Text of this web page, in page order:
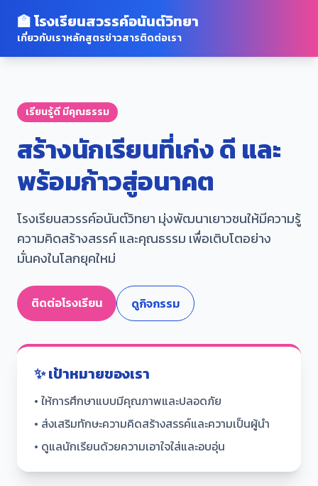
🏫 โรงเรียนสวรรค์อนันต์วิทยา
เกี่ยวกับเราหลักสูตรข่าวสารติดต่อเรา
เรียนรู้ดี มีคุณธรรม
สร้างนักเรียนที่เก่ง ดี และ
พร้อมก้าวสู่อนาคต
โรงเรียนสวรรค์อนันต์วิทยา มุ่งพัฒนาเยาวชนให้มีความรู้
ความคิดสร้างสรรค์ และคุณธรรม เพื่อเติบโตอย่าง
มั่นคงในโลกยุคใหม่
ติดต่อโรงเรียน ดูกิจกรรม
✨ เป้าหมายของเรา
• ให้การศึกษาแบบมีคุณภาพและปลอดภัย
• ส่งเสริมทักษะความคิดสร้างสรรค์และความเป็นผู้นำ
• ดูแลนักเรียนด้วยความเอาใจใส่และอบอุ่น